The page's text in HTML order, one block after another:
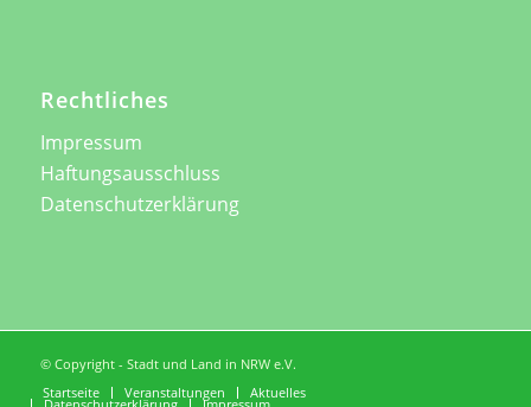
Rechtliches
Impressum
Haftungsausschluss
Datenschutzerklärung
© Copyright - Stadt und Land in NRW e.V.
Startseite
Veranstaltungen Aktuelles